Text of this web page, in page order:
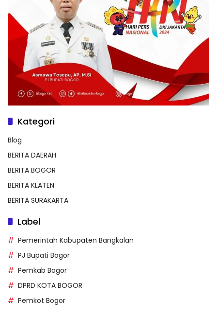
Kategori
Blog
BERITA DAERAH
BERITA BOGOR
BERITA KLATEN
BERITA SURAKARTA
Label
Pemerintah Kabupaten Bangkalan
PJ Bupati Bogor
Pemkab Bogor
DPRD KOTA BOGOR
Pemkot Bogor